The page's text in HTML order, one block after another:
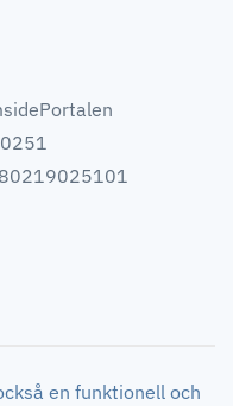
en funktionell och